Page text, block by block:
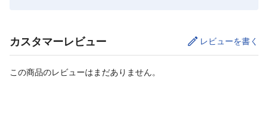
カスタマーレビュー レビューを書く
この商品のレビューはまだありません。